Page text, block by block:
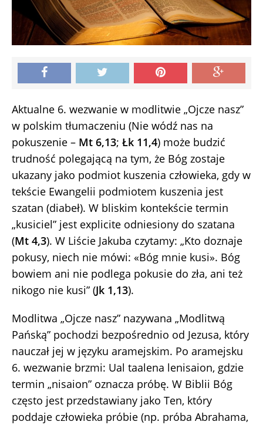
Aktualne 6. wezwanie w modlitwie „Ojcze nasz”
w polskim tłumaczeniu (Nie wódź nas na
pokuszenie – Mt 6,13; Łk 11,4) może budzić
trudność polegającą na tym, że Bóg zostaje
ukazany jako podmiot kuszenia człowieka, gdy w
tekście Ewangelii podmiotem kuszenia jest
szatan (diabeł). W bliskim kontekście termin
„kusiciel” jest explicite odniesiony do szatana
(Mt 4,3). W Liście Jakuba czytamy: „Kto doznaje
pokusy, niech nie mówi: «Bóg mnie kusi». Bóg
bowiem ani nie podlega pokusie do zła, ani też
nikogo nie kusi” (Jk 1,13).
Modlitwa „Ojcze nasz” nazywana „Modlitwą
Pańską” pochodzi bezpośrednio od Jezusa, który
nauczał jej w języku aramejskim. Po aramejsku
6. wezwanie brzmi: Ual taalena lenisaion, gdzie
termin „nisaion” oznacza próbę. W Biblii Bóg
często jest przedstawiany jako Ten, który
poddaje człowieka próbie (np. próba Abrahama,